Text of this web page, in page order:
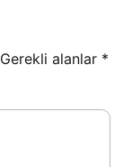
Gerekli alanlar *